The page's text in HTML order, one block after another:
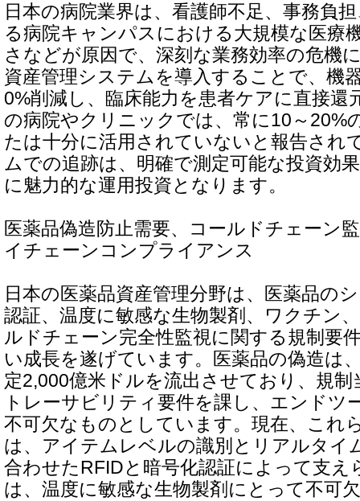
日本の病院業界は、看護師不足、事務負
る病院キャンパスにおける大規模な医療
さなどが原因で、深刻な業務効率の危機
資産管理システムを導入することで、機
0%削減し、臨床能力を患者ケアに直接還
の病院やクリニックでは、常に10～20%
たは十分に活用されていないと報告され
ムでの追跡は、明確で測定可能な投資効
に魅力的な運用投資となります。
医薬品偽造防止需要、コールドチェーン
イチェーンコンプライアンス
日本の医薬品資産管理分野は、医薬品の
認証、温度に敏感な生物製剤、ワクチン
ルドチェーン完全性監視に関する規制要
い成長を遂げています。医薬品の偽造は
定2,000億米ドルを流出させており、規
トレーサビリティ要件を課し、エンドツ
不可欠なものとしています。現在、これ
は、アイテムレベルの識別とリアルタイ
合わせたRFIDと暗号化認証によって支え
は、温度に敏感な生物製剤にとって不可